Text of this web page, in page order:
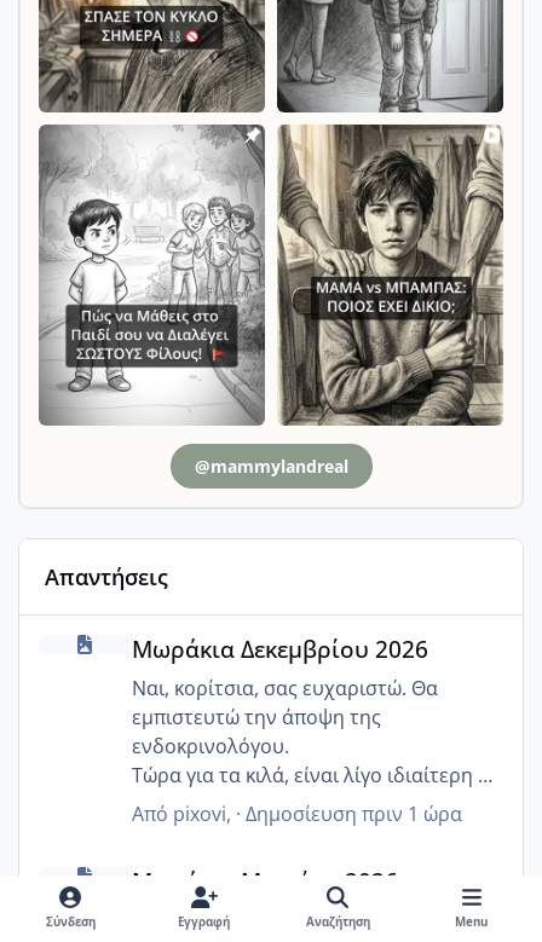
@mammylandreal
Απαντήσεις
Μωράκια Δεκεμβρίου 2026
Μωράκια Δεκεμβρίου 2026
Ναι, κορίτσια, σας ευχαριστώ. Θα
εμπιστευτώ την άποψη της
ενδοκρινολόγου.
Τώρα για τα κιλά, είναι λίγο ιδιαίτερη η
περίπτωσή μου. Τους πρώτους 4,5
μήνες έχασα 7 κιλά λόγω ναυτίας και
που είχα πριν μείνω έγκυος 😂😂😂
Πιστεύω θα πάει νορμάλ το όσο έμεινε!
Από pixovi, · Δημοσίευση πριν 1 ώρα
Μωράκια Μαρτίου 2026
Μωράκια Μαρτίου 2026
Ναι. Αυριο γινεται 5 μηνων η μπεμπα και
Σύνδεση Εγγραφή Αναζήτηση Menu